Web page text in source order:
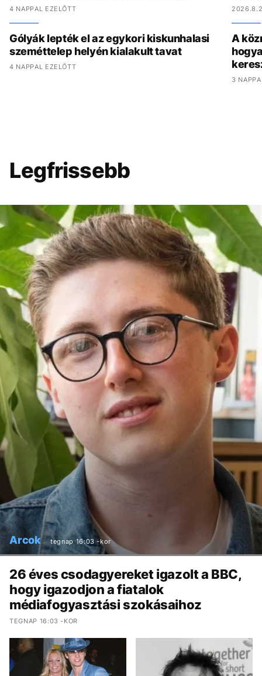
4 NAPPAL EZELŐTT
Gólyák lepték el az egykori kiskunhalasi
szeméttelep helyén kialakult tavat
4 NAPPAL EZELŐTT
A
3
Legfrissebb
Arcok tegnap 16:03 -kor
26 éves csodagyereket igazolt a BBC,
hogy igazodjon a fiatalok
médiafogyasztási szokásaihoz
TEGNAP 16:03 -KOR